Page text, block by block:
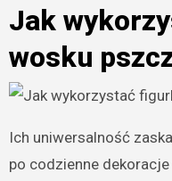
Jak
wosku
Ich uniwersalność
po codzienne